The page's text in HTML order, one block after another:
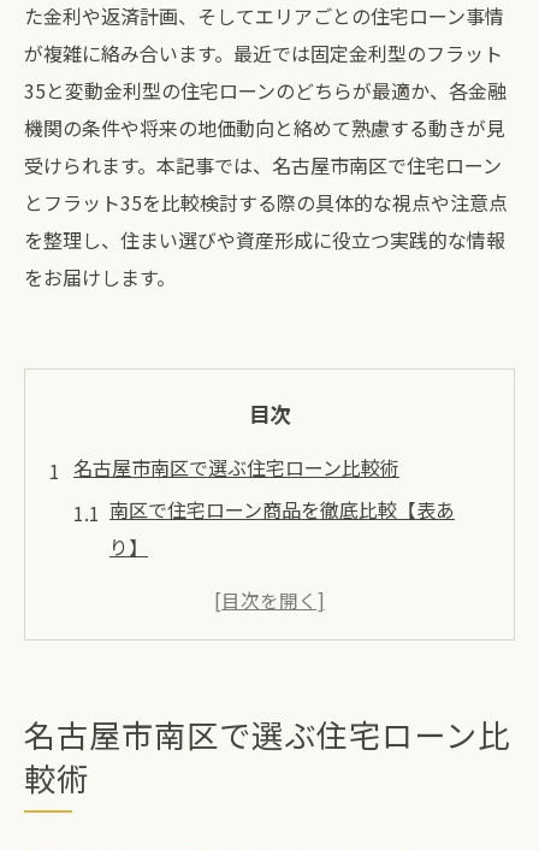
た金利や返済計画、そしてエリアごとの住宅ローン事情
が複雑に絡み合います。最近では固定金利型のフラット
35と変動金利型の住宅ローンのどちらが最適か、各金融
機関の条件や将来の地価動向と絡めて熟慮する動きが見
受けられます。本記事では、名古屋市南区で住宅ローン
とフラット35を比較検討する際の具体的な視点や注意点
を整理し、住まい選びや資産形成に役立つ実践的な情報
をお届けします。
目次
名古屋市南区で選ぶ住宅ローン比較術
南区で住宅ローン商品を徹底比較【表あ
り】
住宅ローン選びで重視すべきポイント解説
条件別に見る住宅ローンの選び方
フラット35の特徴を南区視点で解説
名古屋市南区で選ぶ住宅ローン比
較術